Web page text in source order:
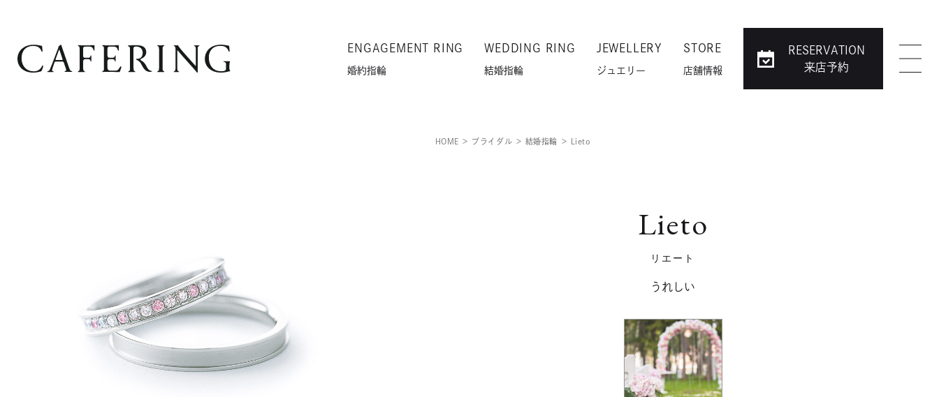
ENGAGEMENT RING
婚約指輪
WEDDING RING
結婚指輪
JEWELLERY
ジュエリー
STORE
店舗情報
RESERVATION
来店予約
HOME ブライダル 結婚指輪 Lieto
Lieto
リエート
うれしい